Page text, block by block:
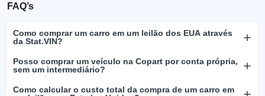
FAQ’s
Como comprar um carro em um leilão dos EUA através
da Stat.VIN?
Posso comprar um veículo na Copart por conta própria,
sem um intermediário?
Como calcular o custo total da compra de um carro em